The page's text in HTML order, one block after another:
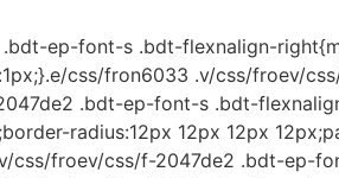
ep-font-s .bdt-flexnalign-
css/fron6033 .v/css/froev/
.bdt-ep-font-s .bdt-
radius:12px 12px 12px
css/froev/css/f-2047de2 .bdt-ep-